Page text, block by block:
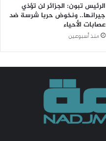
الرئيس تبون: الجزائر لن تؤذي
جيرانها.. ونخوض حربا شرسة ضد
عصابات الأحياء
منذ أسبوعين